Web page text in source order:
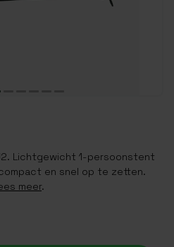
Lichtgewicht 1-persoonstent
en snel op te zetten.
meer.